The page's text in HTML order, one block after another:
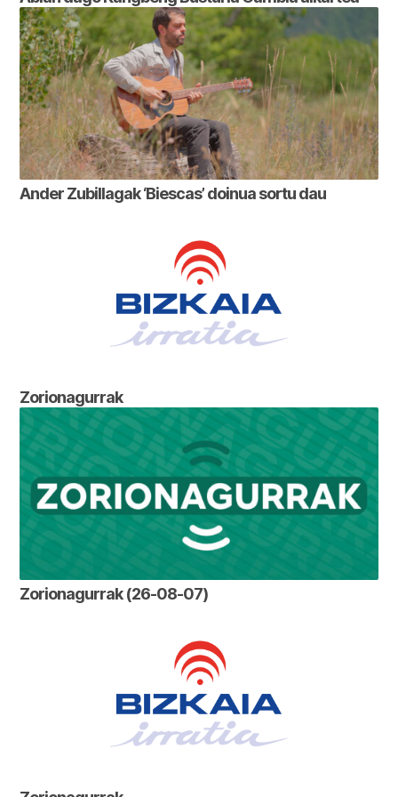
Ander Zubillagak ‘Biescas’ doinua sortu dau
Zorionagurrak
Zorionagurrak (26-08-07)